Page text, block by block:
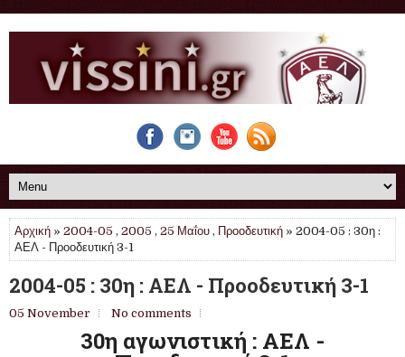
Αρχική » 2004-05 , 2005 , 25 Μαΐου , Προοδευτική » 2004-05 : 30η :
ΑΕΛ - Προοδευτική 3-1
2004-05 : 30η : ΑΕΛ - Προοδευτική 3-1
05 November No comments
30η αγωνιστική : ΑΕΛ -